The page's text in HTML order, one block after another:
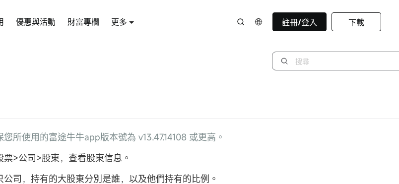
優惠與活動 財富專欄 更多 註冊/登入 下載
所使用的富途牛牛app版本號為 v13.47.14108 或更高。
>公司>股東，查看股東信息。
司，持有的大股東分別是誰，以及他們持有的比例。